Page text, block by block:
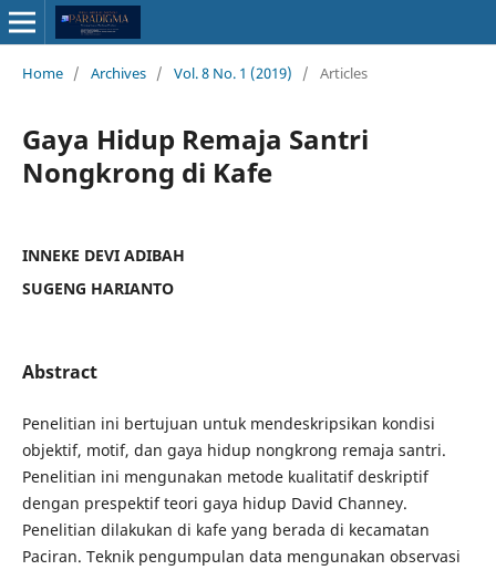
Home / Archives / Vol. 8 No. 1 (2019) / Articles
Gaya Hidup Remaja Santri
Nongkrong di Kafe
INNEKE DEVI ADIBAH
SUGENG HARIANTO
Abstract
Penelitian ini bertujuan untuk mendeskripsikan kondisi
objektif, motif, dan gaya hidup nongkrong remaja santri.
Penelitian ini mengunakan metode kualitatif deskriptif
dengan prespektif teori gaya hidup David Channey.
Penelitian dilakukan di kafe yang berada di kecamatan
Paciran. Teknik pengumpulan data mengunakan observasi